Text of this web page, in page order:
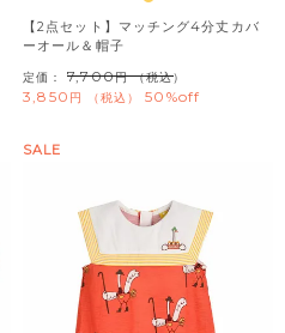
【2点セット】マッチング4分丈カバ
ーオール＆帽子
定価： 7,700 （税込）
3,850 税込 50%off
SALE